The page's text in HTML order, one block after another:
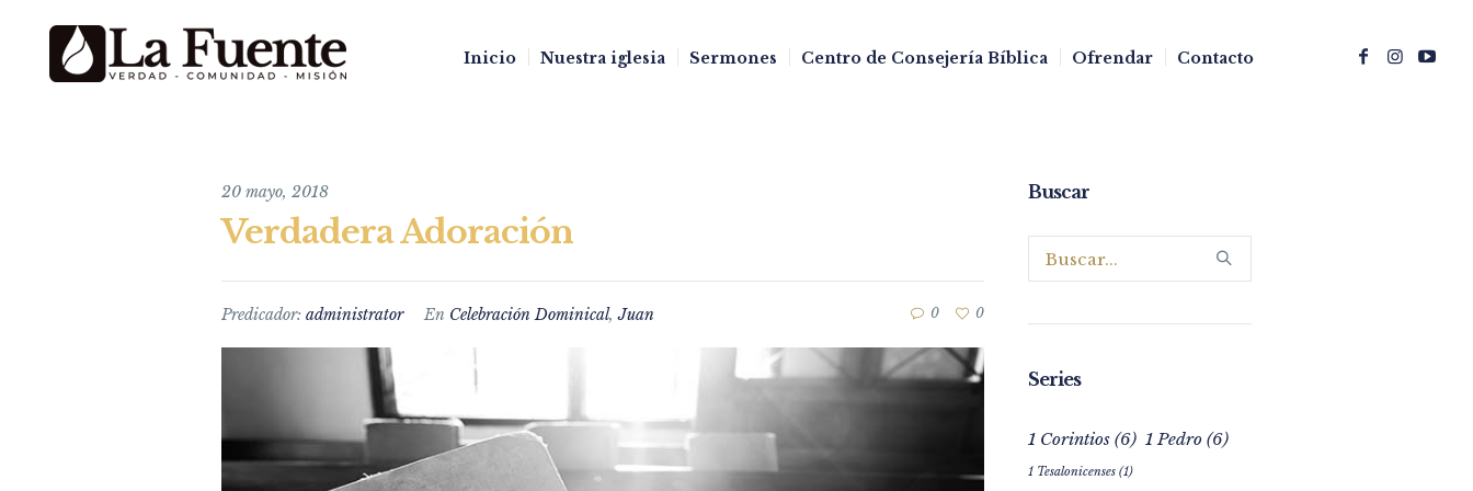
Inicio Nuestra iglesia Sermones Centro de Consejería Bíblica Ofrendar Contacto
20 mayo, 2018
Verdadera Adoración
Predicador: administrator En Celebración Dominical,Juan 0 0
Buscar
Series
1 Corintios(6) 1 Pedro(6)
1 Tesalonicenses(1)